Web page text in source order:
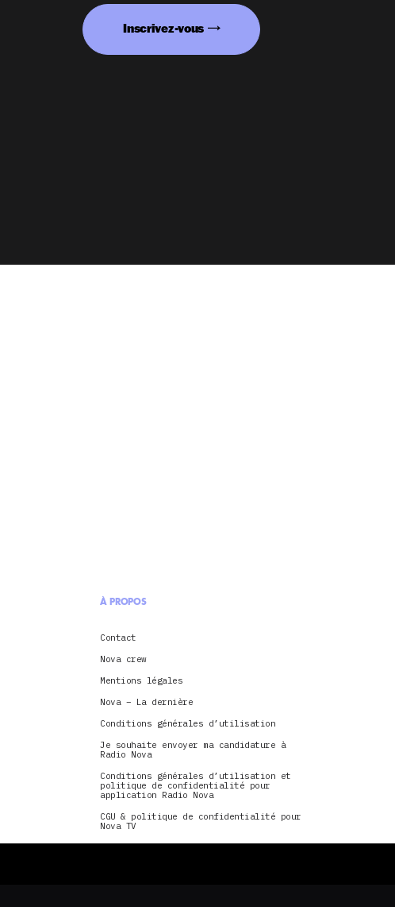
Inscrivez-vous
À PROPOS
Contact
Nova crew
Mentions légales
Nova – La dernière
Conditions générales d’utilisation
Je souhaite envoyer ma candidature à
Radio Nova
Conditions générales d’utilisation et
politique de confidentialité pour
application Radio Nova
CGU & politique de confidentialité pour
Nova TV
La Dernière Tournée